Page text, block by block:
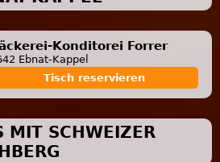
Konditorei Forrer
Ebnat-Kappel
Tisch reservieren
MIT SCHWEIZER